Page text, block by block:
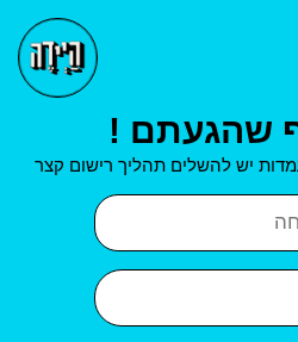
שהגעתם !
יש להשלים תהליך רישום קצר